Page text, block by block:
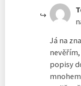
Já na
popisy